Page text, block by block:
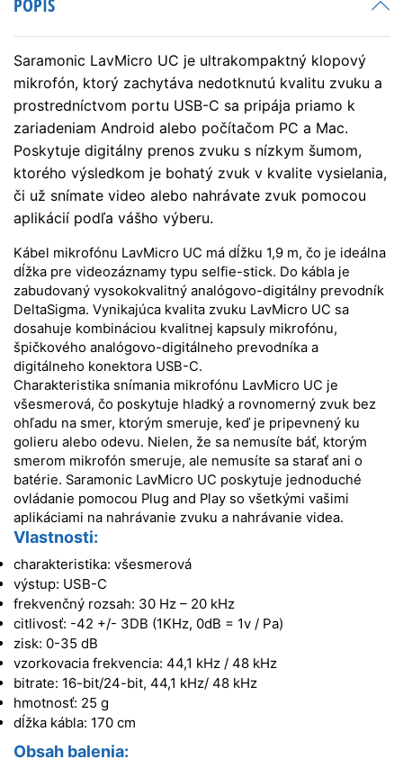
Saramonic LavMicro UC je ultrakompaktný klopový
mikrofón, ktorý zachytáva nedotknutú kvalitu zvuku a
prostredníctvom portu USB-C sa pripája priamo k
zariadeniam Android alebo počítačom PC a Mac.
Poskytuje digitálny prenos zvuku s nízkym šumom,
ktorého výsledkom je bohatý zvuk v kvalite vysielania,
či už snímate video alebo nahrávate zvuk pomocou
aplikácií podľa vášho výberu.
Kábel mikrofónu LavMicro UC má dĺžku 1,9 m, čo je ideálna
dĺžka pre videozáznamy typu selfie-stick. Do kábla je
zabudovaný vysokokvalitný analógovo-digitálny prevodník
DeltaSigma. Vynikajúca kvalita zvuku LavMicro UC sa
dosahuje kombináciou kvalitnej kapsuly mikrofónu,
špičkového analógovo-digitálneho prevodníka a
digitálneho konektora USB-C.
Charakteristika snímania mikrofónu LavMicro UC je
všesmerová, čo poskytuje hladký a rovnomerný zvuk bez
ohľadu na smer, ktorým smeruje, keď je pripevnený ku
golieru alebo odevu. Nielen, že sa nemusíte báť, ktorým
smerom mikrofón smeruje, ale nemusíte sa starať ani o
batérie. Saramonic LavMicro UC poskytuje jednoduché
ovládanie pomocou Plug and Play so všetkými vašimi
aplikáciami na nahrávanie zvuku a nahrávanie videa.
Vlastnosti:
charakteristika: všesmerová
výstup: USB-C
frekvenčný rozsah: 30 Hz – 20 kHz
citlivosť: -42 +/- 3DB (1KHz, 0dB = 1v / Pa)
zisk: 0-35 dB
vzorkovacia frekvencia: 44,1 kHz / 48 kHz
bitrate: 16-bit/24-bit, 44,1 kHz/ 48 kHz
hmotnosť: 25 g
dĺžka kábla: 170 cm
Obsah balenia: